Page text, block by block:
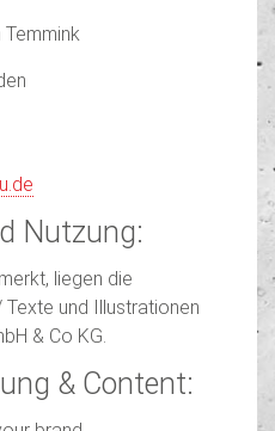
Temmink
Nutzung:
liegen die
und Illustrationen
& Co KG.
& Content: